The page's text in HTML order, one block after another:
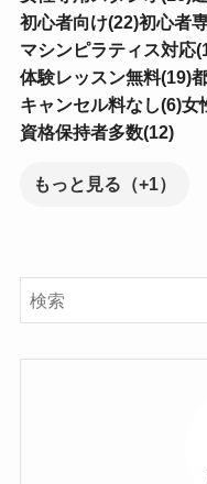
初心者向け(22)初心者
マシンピラティス対応
体験レッスン無料(19)
キャンセル料なし(6)女
資格保持者多数(12)
もっと見る（+1）